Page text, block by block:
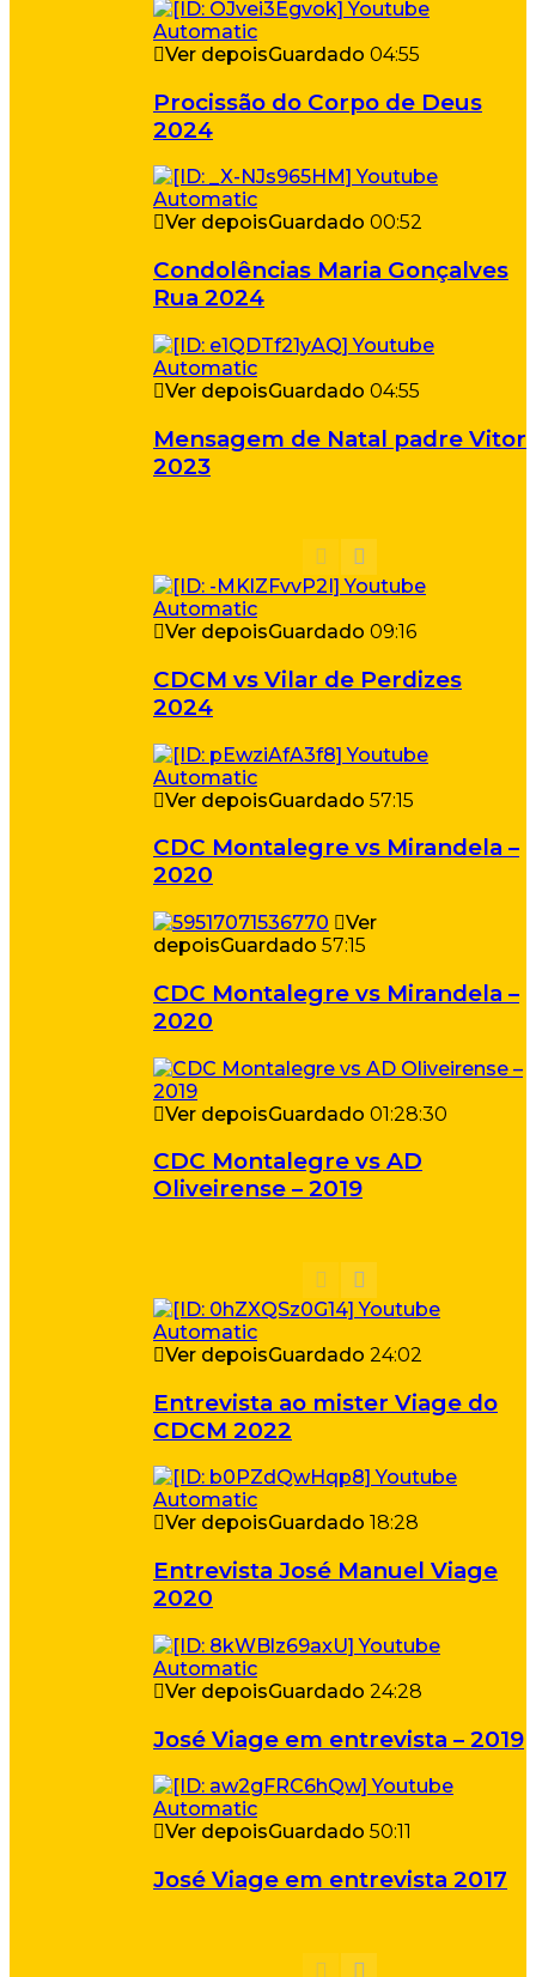
Ver depoisGuardado 04:55
Procissão do Corpo de Deus
2024
Ver depoisGuardado 00:52
Condolências Maria Gonçalves
Rua 2024
Ver depoisGuardado 04:55
Mensagem de Natal padre Vitor
2023
Ver depoisGuardado 09:16
CDCM vs Vilar de Perdizes
2024
Ver depoisGuardado 57:15
CDC Montalegre vs Mirandela –
2020
Ver
depoisGuardado 57:15
CDC Montalegre vs Mirandela –
2020
Ver depoisGuardado 01:28:30
CDC Montalegre vs AD
Oliveirense – 2019
Ver depoisGuardado 24:02
Entrevista ao mister Viage do
CDCM 2022
Ver depoisGuardado 18:28
Entrevista José Manuel Viage
2020
Ver depoisGuardado 24:28
José Viage em entrevista – 2019
Ver depoisGuardado 50:11
José Viage em entrevista 2017